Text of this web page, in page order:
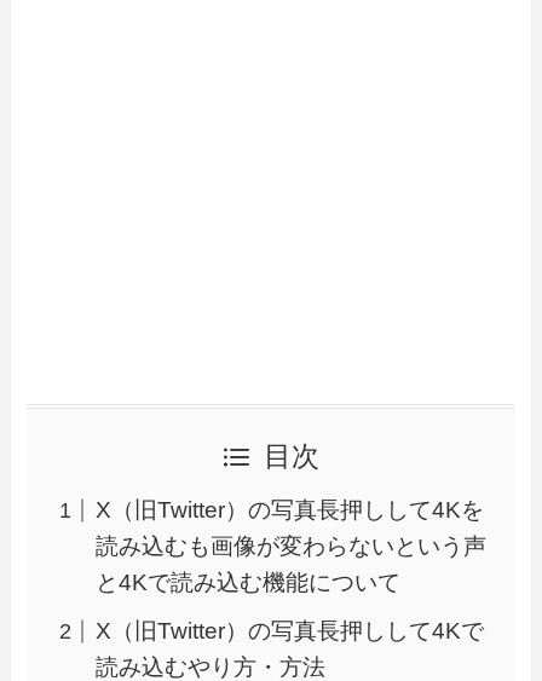
目次
X（旧Twitter）の写真長押しして4Kを
読み込むも画像が変わらないという声
と4Kで読み込む機能について
X（旧Twitter）の写真長押しして4Kで
読み込むやり方・方法